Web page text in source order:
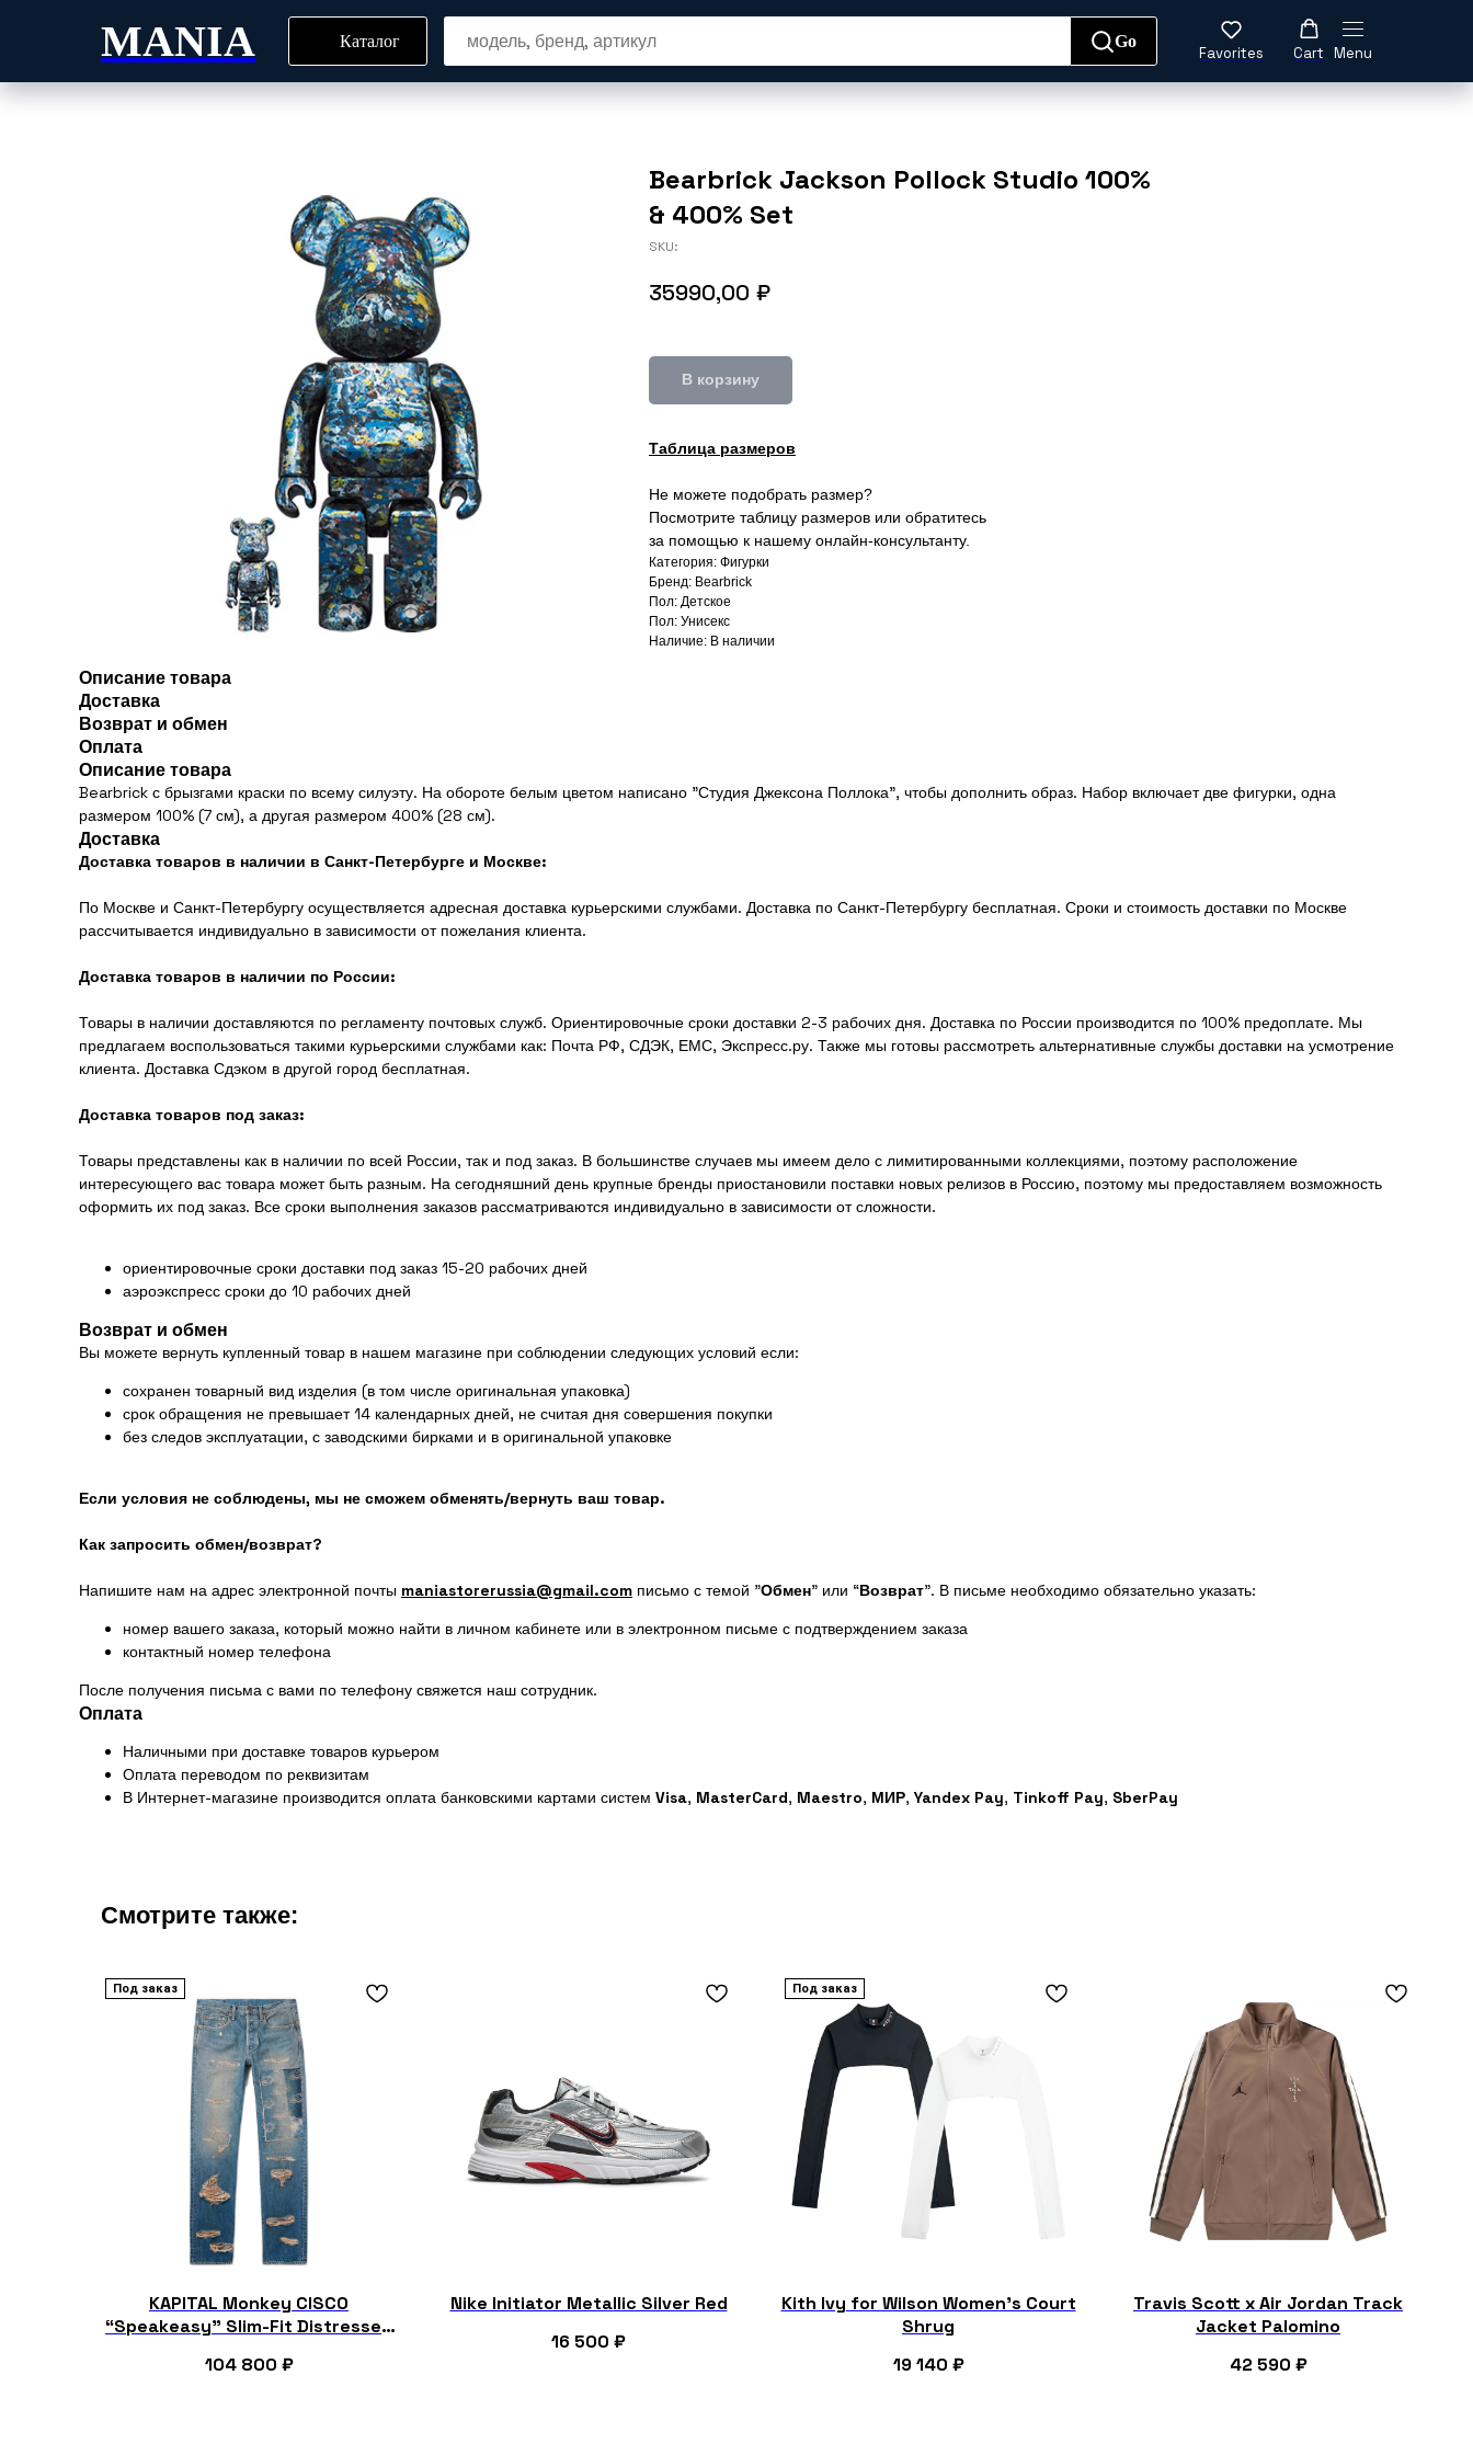
MANIA Каталог Go
Favorites Cart Menu
Bearbrick Jackson Pollock Studio 100%
& 400% Set
SKU:
35990,00 ₽
В корзину
Таблица размеров
Не можете подобрать размер?
Посмотрите таблицу размеров или обратитесь
за помощью к нашему онлайн-консультанту.
Категория: Фигурки
Бренд: Bearbrick
Пол: Детское
Пол: Унисекс
Наличие: В наличии
Описание товара
Доставка
Возврат и обмен
Оплата
Описание товара
Bearbrick с брызгами краски по всему силуэту. На обороте белым цветом написано "Студия Джексона Поллока", чтобы дополнить образ. Набор включает две фигурки, одна
размером 100% (7 см), а другая размером 400% (28 см).
Доставка
Доставка товаров в наличии в Санкт-Петербурге и Москве:
По Москве и Санкт-Петербургу осуществляется адресная доставка курьерскими службами. Доставка по Санкт-Петербургу бесплатная. Сроки и стоимость доставки по Москве
рассчитывается индивидуально в зависимости от пожелания клиента.
Доставка товаров в наличии по России:
Товары в наличии доставляются по регламенту почтовых служб. Ориентировочные сроки доставки 2-3 рабочих дня. Доставка по России производится по 100% предоплате. Мы
предлагаем воспользоваться такими курьерскими службами как: Почта РФ, СДЭК, ЕМС, Экспресс.ру. Также мы готовы рассмотреть альтернативные службы доставки на усмотрение
клиента. Доставка Сдэком в другой город бесплатная.
Доставка товаров под заказ:
Товары представлены как в наличии по всей России, так и под заказ. В большинстве случаев мы имеем дело с лимитированными коллекциями, поэтому расположение
интересующего вас товара может быть разным. На сегодняшний день крупные бренды приостановили поставки новых релизов в Россию, поэтому мы предоставляем возможность
оформить их под заказ. Все сроки выполнения заказов рассматриваются индивидуально в зависимости от сложности.
ориентировочные сроки доставки под заказ 15-20 рабочих дней
аэроэкспресс сроки до 10 рабочих дней
Возврат и обмен
Вы можете вернуть купленный товар в нашем магазине при соблюдении следующих условий если:
сохранен товарный вид изделия (в том числе оригинальная упаковка)
срок обращения не превышает 14 календарных дней, не считая дня совершения покупки
без следов эксплуатации, с заводскими бирками и в оригинальной упаковке
Если условия не соблюдены, мы не сможем обменять/вернуть ваш товар.
Как запросить обмен/возврат?
Напишите нам на адрес электронной почты maniastorerussia@gmail.com письмо с темой "Обмен" или “Возврат”. В письме необходимо обязательно указать:
номер вашего заказа, который можно найти в личном кабинете или в электронном письме с подтверждением заказа
контактный номер телефона
После получения письма с вами по телефону свяжется наш сотрудник.
Оплата
Наличными при доставке товаров курьером
Оплата переводом по реквизитам
В Интернет-магазине производится оплата банковскими картами систем Visa, MasterCard, Maestro, МИР,Yandex Pay, Tinkoff Pay, SberPay
Смотрите также:
Под заказ
KAPITAL Monkey CISCO
“Speakeasy” Slim-Fit Distressed
104 800 ₽
Nike Initiator Metallic Silver Red
16 500 ₽
Под заказ
Kith Ivy for Wilson Women’s Court
Shrug
19 140 ₽
Travis Scott x Air Jordan Track
Jacket Palomino
42 590 ₽